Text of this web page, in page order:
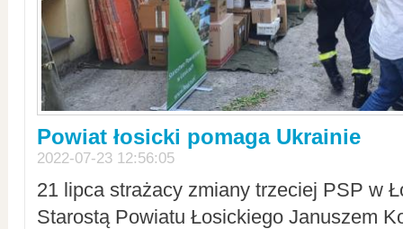
Powiat łosicki pomaga Ukrainie
2022-07-23 12:56:05
21 lipca strażacy zmiany trzeciej PSP w
Starostą Powiatu Łosickiego Januszem